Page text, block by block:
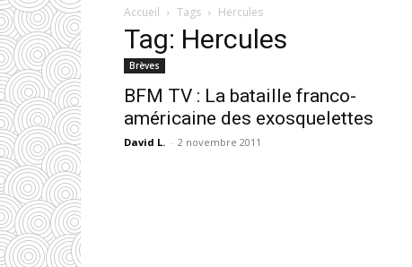
Accueil Tags Hercules
Tag: Hercules
Brèves
BFM TV : La bataille franco-
américaine des exosquelettes
David L. - 2 novembre 2011